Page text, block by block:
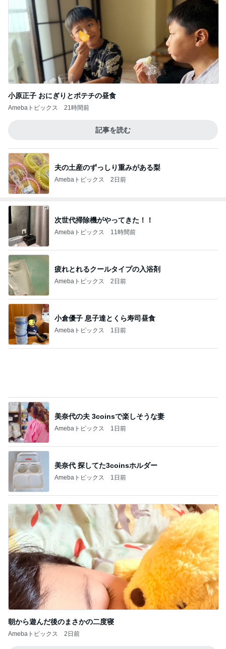
小原正子 おにぎりとポテチの昼食
Amebaトピックス 21時間前
記事を読む
夫の土産のずっしり重みがある梨
Amebaトピックス 2日前
次世代掃除機がやってきた！！
Amebaトピックス 11時間前
疲れとれるクールタイプの入浴剤
Amebaトピックス 2日前
小倉優子 息子達とくら寿司昼食
Amebaトピックス 1日前
美奈代 探してた3coinsホルダー
Amebaトピックス 1日前
朝から遊んだ後のまさかの二度寝
Amebaトピックス
記事を読む